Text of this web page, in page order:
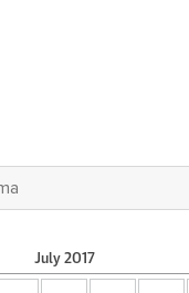
July 2017